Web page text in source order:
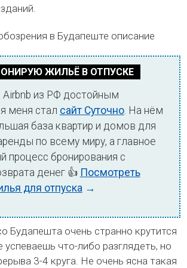
ЖИЛЬЁ В ОТПУСКЕ
Airbnb из РФ достойным
меня стал сайт Суточно. На нём
база квартир и домов для
по всему миру, а главное
процесс бронирования с
денег 👍 Посмотреть
для отпуска →
Будапешта очень странно крутится
что-либо разглядеть, но
3-4 круга. Не очень ясна такая